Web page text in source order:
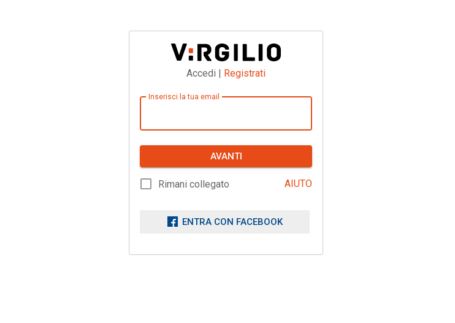
Accedi | Registrati
Inserisci la tua email
AVANTI
Rimani collegato AIUTO
ENTRA CON FACEBOOK